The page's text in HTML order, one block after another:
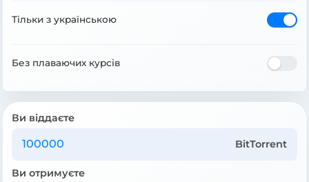
Тільки з українською
Без плаваючих курсів
Ви віддаєте
BitTorrent
Ви отримуєте